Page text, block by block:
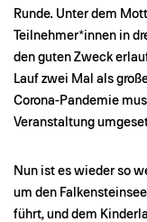
Runde. Unter dem
Teilnehmer*innen in
den guten Zweck
Lauf zwei Mal als
Corona-Pandemie
Veranstaltung
Nun ist es wieder so
um den
führt, und dem